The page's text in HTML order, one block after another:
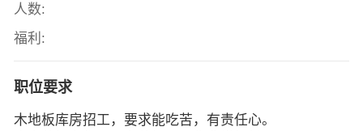
人数:
福利:
职位要求
木地板库房招工，要求能吃苦，有责任心。